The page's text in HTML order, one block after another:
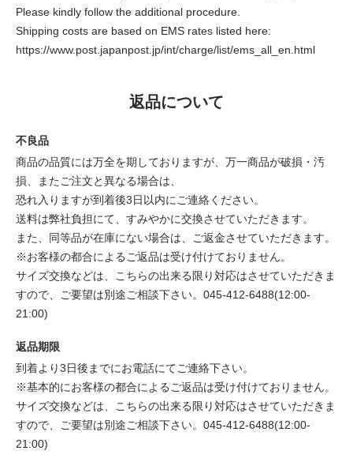
Please kindly follow the additional procedure.
Shipping costs are based on EMS rates listed here:
https://www.post.japanpost.jp/int/charge/list/ems_all_en.html
返品について
不良品
商品の品質には万全を期しておりますが、万一商品が破損・汚
損、またご注文と異なる場合は、
恐れ入りますが到着後3日以内にご連絡ください。
送料は弊社負担にて、すみやかに交換させていただきます。
また、同等品が在庫にない場合は、ご返金させていただきます。
※お客様の都合によるご返品は受け付けておりません。
サイズ交換などは、こちらの出来る限り対応はさせていただきま
すので、ご要望は別途ご相談下さい。045-412-6488(12:00-
21:00)
返品期限
到着より3日後までにお電話にてご連絡下さい。
※基本的にお客様の都合によるご返品は受け付けておりません。
サイズ交換などは、こちらの出来る限り対応はさせていただきま
すので、ご要望は別途ご相談下さい。045-412-6488(12:00-
21:00)